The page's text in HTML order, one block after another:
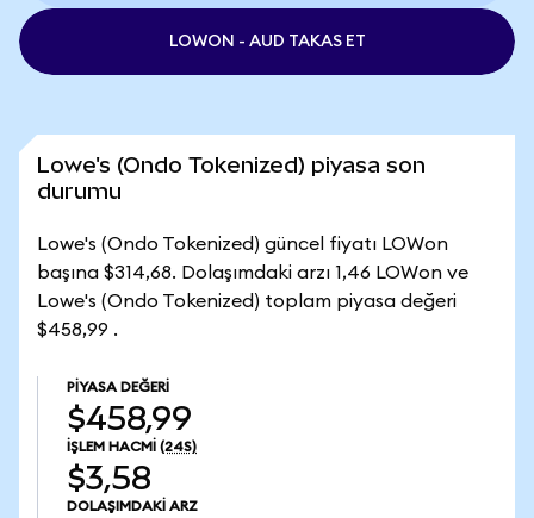
LOWON - AUD TAKAS ET
Lowe's (Ondo Tokenized) piyasa son
durumu
Lowe's (Ondo Tokenized) güncel fiyatı LOWon
başına $314,68. Dolaşımdaki arzı 1,46 LOWon ve
Lowe's (Ondo Tokenized) toplam piyasa değeri
$458,99 .
PIYASA DEĞERI
$458,99
İŞLEM HACMI (24S)
$3,58
DOLAŞIMDAKI ARZ